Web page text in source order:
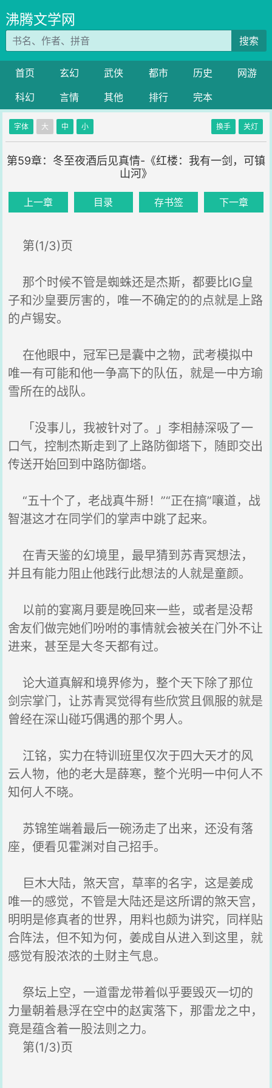
沸腾文学网
搜索
首页 玄幻 武侠 都市 历史
网游
科幻
言情 其他 排行 完本
字体 大 中 小 换手 关灯
第59章：冬至夜酒后见真情-《红楼：我有一剑，可镇
山河》
上一章 目录 存书签 下一章
第(1/3)页
那个时候不管是蜘蛛还是杰斯，都要比IG皇
子和沙皇要厉害的，唯一不确定的的点就是上路
的卢锡安。
在他眼中，冠军已是囊中之物，武考模拟中
唯一有可能和他一争高下的队伍，就是一中方瑜
雪所在的战队。
「没事儿，我被针对了。」李相赫深吸了一
口气，控制杰斯走到了上路防御塔下，随即交出
传送开始回到中路防御塔。
“五十个了，老战真牛掰！”“正在搞”嚷道，战
智湛这才在同学们的掌声中跳了起来。
在青天鉴的幻境里，最早猜到苏青冥想法，
并且有能力阻止他践行此想法的人就是童颜。
以前的宴离月要是晚回来一些，或者是没帮
舍友们做完她们吩咐的事情就会被关在门外不让
进来，甚至是大冬天都有过。
论大道真解和境界修为，整个天下除了那位
剑宗掌门，让苏青冥觉得有些欣赏且佩服的就是
曾经在深山碰巧偶遇的那个男人。
江铭，实力在特训班里仅次于四大天才的风
云人物，他的老大是薛寒，整个光明一中何人不
知何人不晓。
苏锦笙端着最后一碗汤走了出来，还没有落
座，便看见霍渊对自己招手。
巨木大陆，煞天宫，草率的名字，这是姜成
唯一的感觉，不管是大陆还是这所谓的煞天宫，
明明是修真者的世界，用料也颇为讲究，同样贴
合阵法，但不知为何，姜成自从进入到这里，就
感觉有股浓浓的土财主气息。
祭坛上空，一道雷龙带着似乎要毁灭一切的
力量朝着悬浮在空中的赵寅落下，那雷龙之中，
竟是蕴含着一股法则之力。
第(1/3)页